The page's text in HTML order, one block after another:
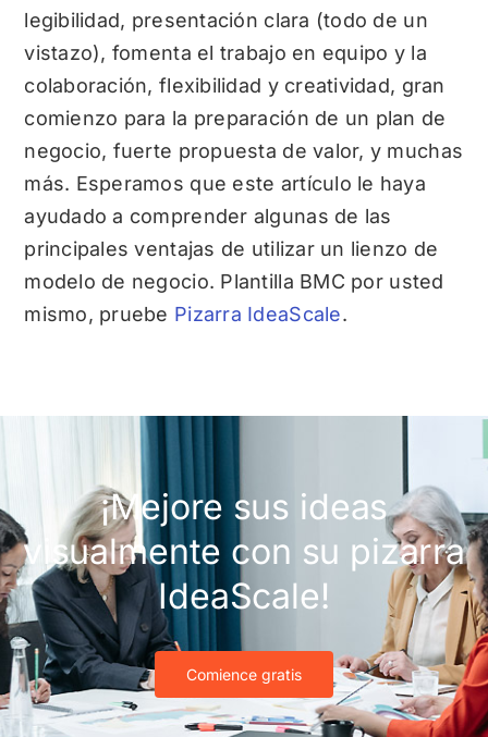
legibilidad, presentación clara (todo de un
vistazo), fomenta el trabajo en equipo y la
colaboración, flexibilidad y creatividad, gran
comienzo para la preparación de un plan de
negocio, fuerte propuesta de valor, y muchas
más. Esperamos que este artículo le haya
ayudado a comprender algunas de las
principales ventajas de utilizar un lienzo de
modelo de negocio. Plantilla BMC por usted
mismo, pruebe Pizarra IdeaScale.
¡Mejore sus ideas
visualmente con su pizarra
IdeaScale!
Comience gratis